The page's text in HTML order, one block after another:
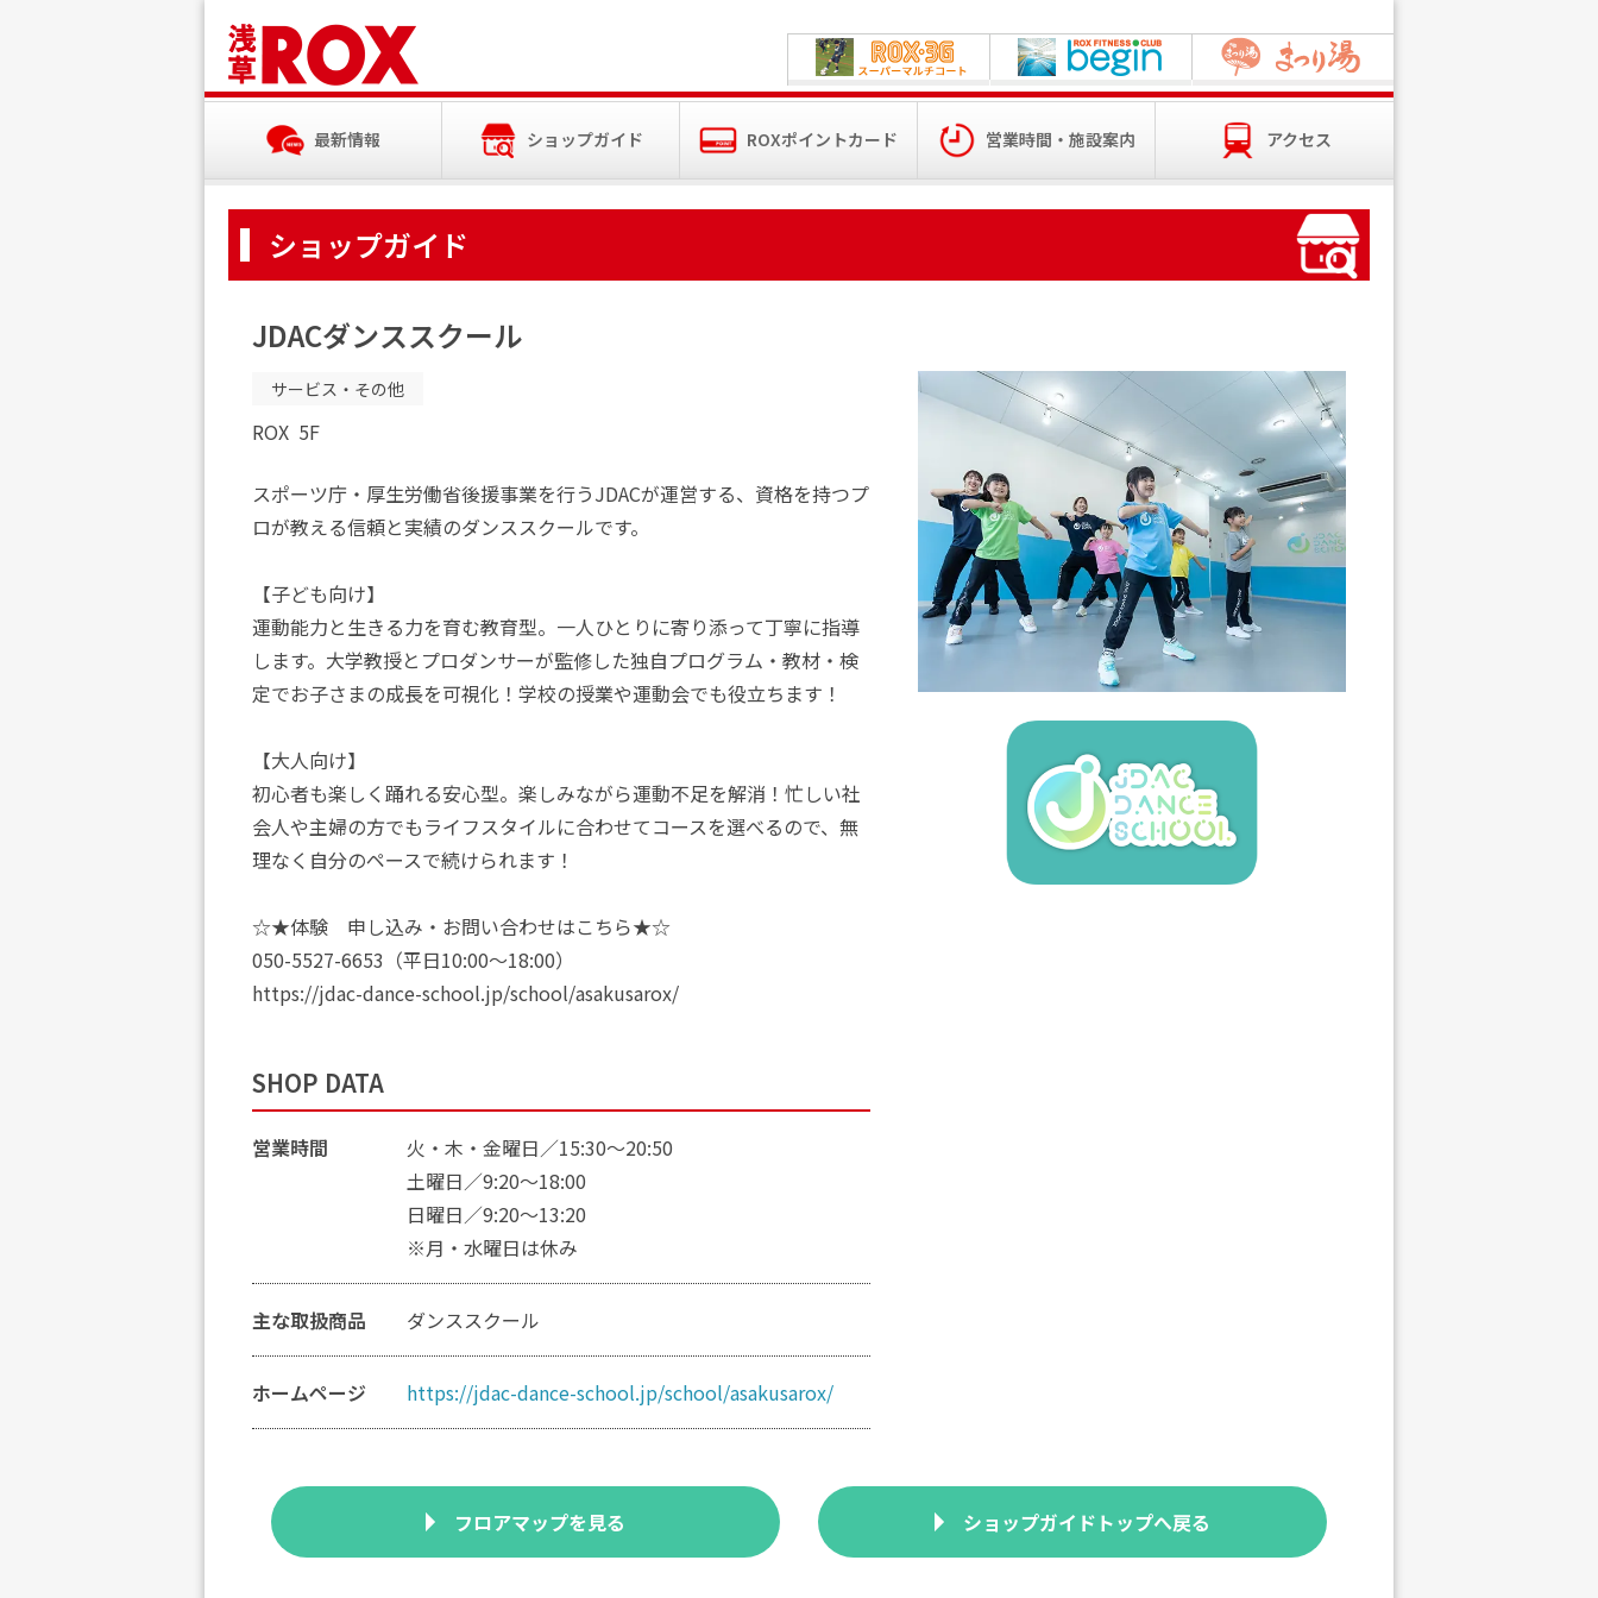
最新情報 ショップガイド ROXポイントカード 営業時間・施設案内 アクセス
ショップガイド
JDACダンススクール
サービス・その他
ROX 5F
スポーツ庁・厚生労働省後援事業を行うJDACが運営する、資格を持つプ
ロが教える信頼と実績のダンススクールです。
【子ども向け】
運動能力と生きる力を育む教育型。一人ひとりに寄り添って丁寧に指導
します。大学教授とプロダンサーが監修した独自プログラム・教材・検
定でお子さまの成長を可視化！学校の授業や運動会でも役立ちます！
【大人向け】
初心者も楽しく踊れる安心型。楽しみながら運動不足を解消！忙しい社
会人や主婦の方でもライフスタイルに合わせてコースを選べるので、無
理なく自分のペースで続けられます！
☆★体験 申し込み・お問い合わせはこちら★☆
050-5527-6653（平日10:00～18:00）
https://jdac-dance-school.jp/school/asakusarox/
SHOP DATA
営業時間
火・木・金曜日／15:30～20:50
土曜日／9:20〜18:00
日曜日／9:20〜13:20
※月・水曜日は休み
主な取扱商品 ダンススクール
ホームページ https://jdac-dance-school.jp/school/asakusarox/
フロアマップを見る ショップガイドトップへ戻る